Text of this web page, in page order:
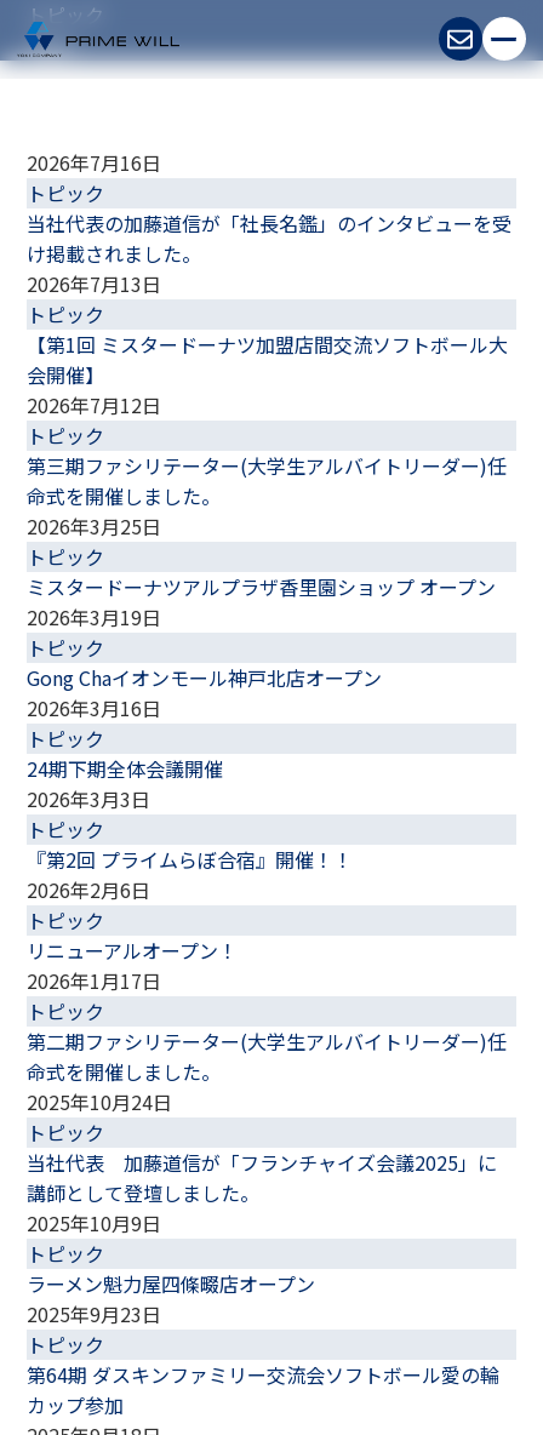
企業情報
事業紹介Business
採用情報
お問い合わせ
株式会社プライムウィル 本社
〒659-0013
兵庫県芦屋市岩園町1-7 ロイヤルパーク芦屋3階
株式会社プライムウィル 分室
〒659-0091
兵庫県芦屋市東山町5-14 リアライズ芦屋東山2階
トピック
topic
2026年7月16日
トピック
当社代表の加藤道信が「社長名鑑」のインタビューを受
け掲載されました。
2026年7月13日
トピック
【第1回 ミスタードーナツ加盟店間交流ソフトボール大
会開催】
2026年7月12日
トピック
第三期ファシリテーター(大学生アルバイトリーダー)任
命式を開催しました。
2026年3月25日
トピック
ミスタードーナツアルプラザ香里園ショップ オープン
2026年3月19日
トピック
Gong Chaイオンモール神戸北店オープン
2026年3月16日
トピック
24期下期全体会議開催
2026年3月3日
トピック
『第2回 プライムらぼ合宿』開催！！
2026年2月6日
トピック
リニューアルオープン！
2026年1月17日
トピック
第二期ファシリテーター(大学生アルバイトリーダー)任
命式を開催しました。
2025年10月24日
トピック
当社代表 加藤道信が「フランチャイズ会議2025」に
講師として登壇しました。
2025年10月9日
トピック
ラーメン魁力屋四條畷店オープン
2025年9月23日
トピック
第64期 ダスキンファミリー交流会ソフトボール愛の輪
カップ参加